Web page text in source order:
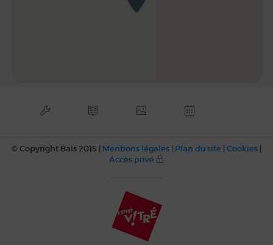
© Copyright Bais 2015 | Mentions légales | Plan du site | Cookies |
Accès privé